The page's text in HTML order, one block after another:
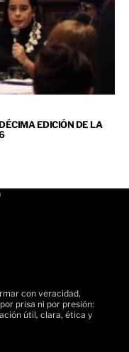
EDICIÓN DE LA
con veracidad,
prisa ni por presión:
útil, clara, ética y